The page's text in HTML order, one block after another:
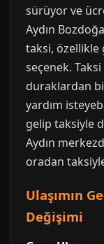
sürüyor ve
Aydın
taksi, özellikle
seçenek.
duraklardan
yardım
gelip taksiyle
Aydın
oradan
Ulaşımın
Değişimi